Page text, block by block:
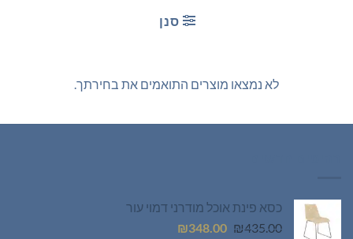
סנן
לא נמצאו מוצרים התואמים את בחירתך.
כסא פינת אוכל מודרני דמוי עור
₪435.00
המחיר ₪348.00
המחיר